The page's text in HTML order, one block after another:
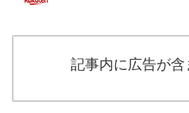
記事内に広告が含